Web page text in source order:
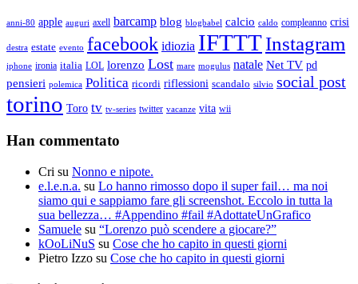
anni-80 apple auguri axell barcamp blog blogbabel calcio caldo compleanno crisi
destra estate evento facebook idiozia IFTTTInstagram
iphone ironia italia LOL lorenzo Lost mare mogulus natale Net TV pd
pensieri polemica Politica ricordi riflessioni scandalo silvio social post
torino Toro tv tv-series twitter vacanze vita wii
Han commentato
Cri su Nonno e nipote.
e.l.e.n.a. su Lo hanno rimosso dopo il super fail… ma noi
siamo qui e sappiamo fare gli screenshot. Eccolo in tutta la
sua bellezza… #Appendino #fail #AdottateUnGrafico
Samuele su “Lorenzo può scendere a giocare?”
kOoLiNuS su Cose che ho capito in questi giorni
Pietro Izzo su Cose che ho capito in questi giorni